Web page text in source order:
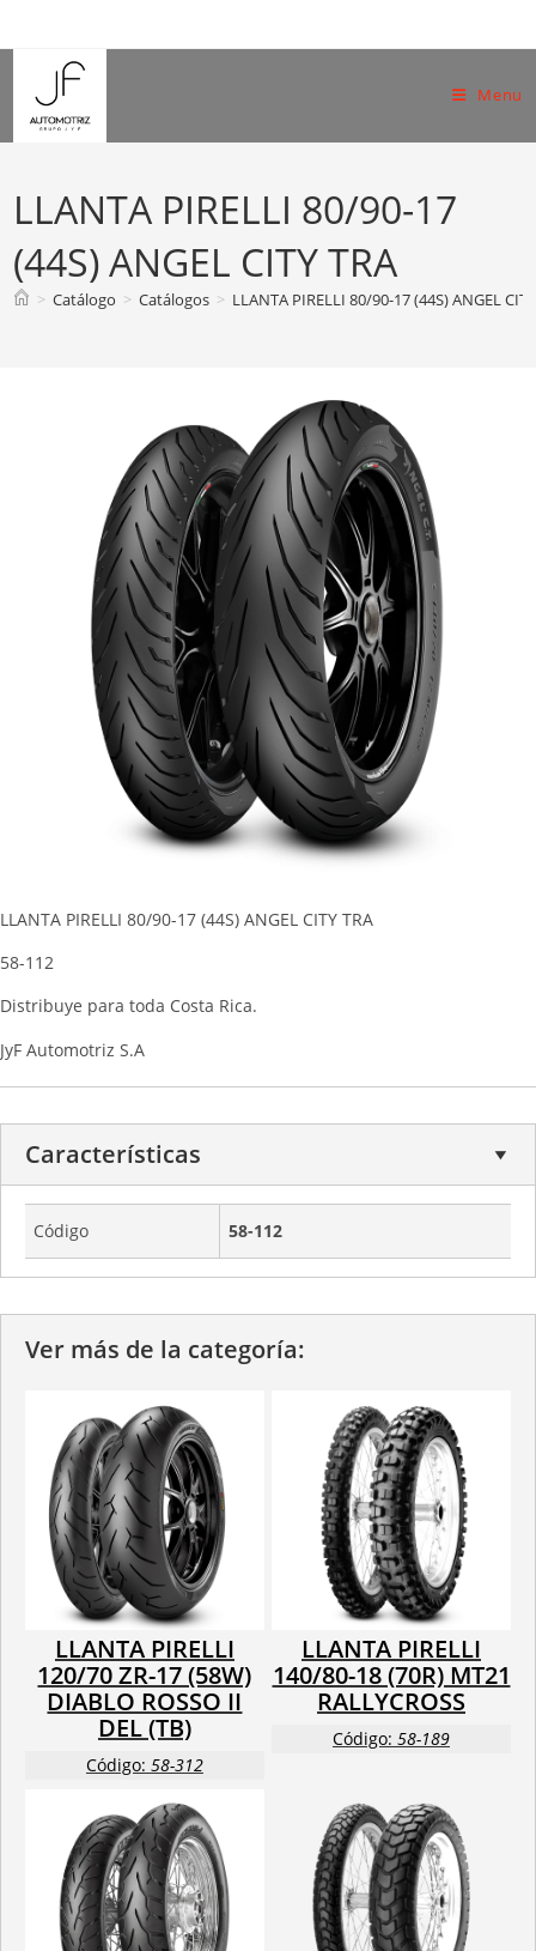
to
content
Menu
LLANTA PIRELLI 80/90-17
(44S) ANGEL CITY TRA
> Catálogo > Catálogos > LLANTA PIRELLI 80/90-17 (44S) ANGEL
LLANTA PIRELLI 80/90-17 (44S) ANGEL CITY TRA
58-112
Distribuye para toda Costa Rica.
JyF Automotriz S.A
Características
Código 58-112
Ver más de la categoría:
LLANTA PIRELLI
120/70 ZR-17 (58W)
DIABLO ROSSO II
DEL (TB)
Código: 58-312
LLANTA PIRELLI
140/80-18 (70R) MT21
RALLYCROSS
Código: 58-189